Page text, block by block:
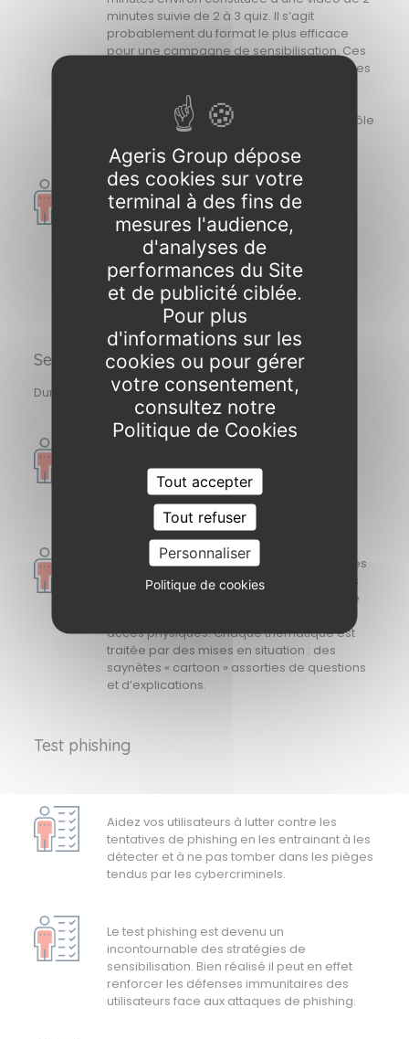
minutes suivie de 2 à 3 quiz. Il s’agit
probablement du format le plus efficace
pour une campagne de sensibilisation. Ces
VideoQuiz traitent notamment des principes
responsabilités des responsables de
traitement, des droits des personnes, du rôle
Les modules de sensibilisation au RGPD
proposés sont répartis par fonction et par
métier avec :
Les ressources humaines;
La communication et marketing;
Les achats et le service commercial;
La DSI.
Sensibilisation à la cybersécurité
Durée : 3h - 7 langues disponibles
notions essentielles à connaitre sur la
sécurité de l’information afin de répondre
aux exigences de la norme ISO 27001.
Ce parcours de 35 vidéos quizz interactives
permet de couvrir les sujets essentiels tels
que : mot de passe, courriel, protection de
accès physiques. Chaque thématique est
traitée par des mises en situation : des
saynètes « cartoon » assorties de questions
et d’explications.
Test phishing
Aidez vos utilisateurs à lutter contre les
tentatives de phishing en les entrainant à les
détecter et à ne pas tomber dans les pièges
tendus par les cybercriminels.
Le test phishing est devenu un
incontournable des stratégies de
sensibilisation. Bien réalisé il peut en effet
renforcer les défenses immunitaires des
utilisateurs face aux attaques de phishing.
Ageris Group dépose
des cookies sur votre
terminal à des fins de
mesures l'audience,
d'analyses de
performances du Site
et de publicité ciblée.
Pour plus
d'informations sur les
cookies ou pour gérer
votre consentement,
consultez notre
Politique de Cookies
Tout accepter
Tout refuser
Personnaliser
Politique de cookies